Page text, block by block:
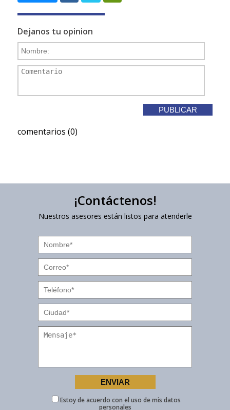
Dejanos tu opinion
comentarios (0)
¡Contáctenos!
Nuestros asesores están listos para atenderle
Estoy de acuerdo con el uso de mis datos
personales